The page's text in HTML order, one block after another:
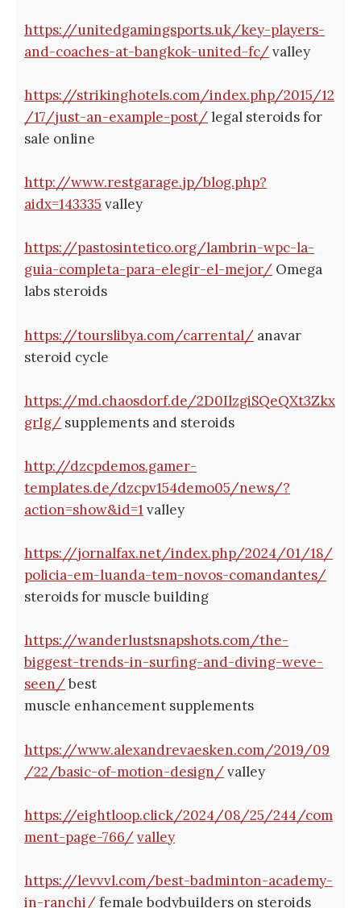
https://unitedgamingsports.uk/key-players-
and-coaches-at-bangkok-united-fc/valley
https://strikinghotels.com/index.php/2015/12
/17/just-an-example-post/legal steroids for
sale online
http://www.restgarage.jp/blog.php?
aidx=143335 valley
https://pastosintetico.org/lambrin-wpc-la-
guia-completa-para-elegir-el-mejor/ Omega
labs steroids
https://tourslibya.com/carrental/ anavar
steroid cycle
https://md.chaosdorf.de/2D0IlzgiSQeQXt3Zkx
grIg/ supplements and steroids
http://dzcpdemos.gamer-
templates.de/dzcpv154demo05/news/?
action=show&id=1 valley
https://jornalfax.net/index.php/2024/01/18/
policia-em-luanda-tem-novos-comandantes/
steroids for muscle building
https://wanderlustsnapshots.com/the-
biggest-trends-in-surfing-and-diving-weve-
seen/best
muscle enhancement supplements
https://www.alexandrevaesken.com/2019/09
/22/basic-of-motion-design/valley
https://eightloop.click/2024/08/25/244/com
ment-page-766/valley
https://levvvl.com/best-badminton-academy-
in-ranchi/female bodybuilders on steroids